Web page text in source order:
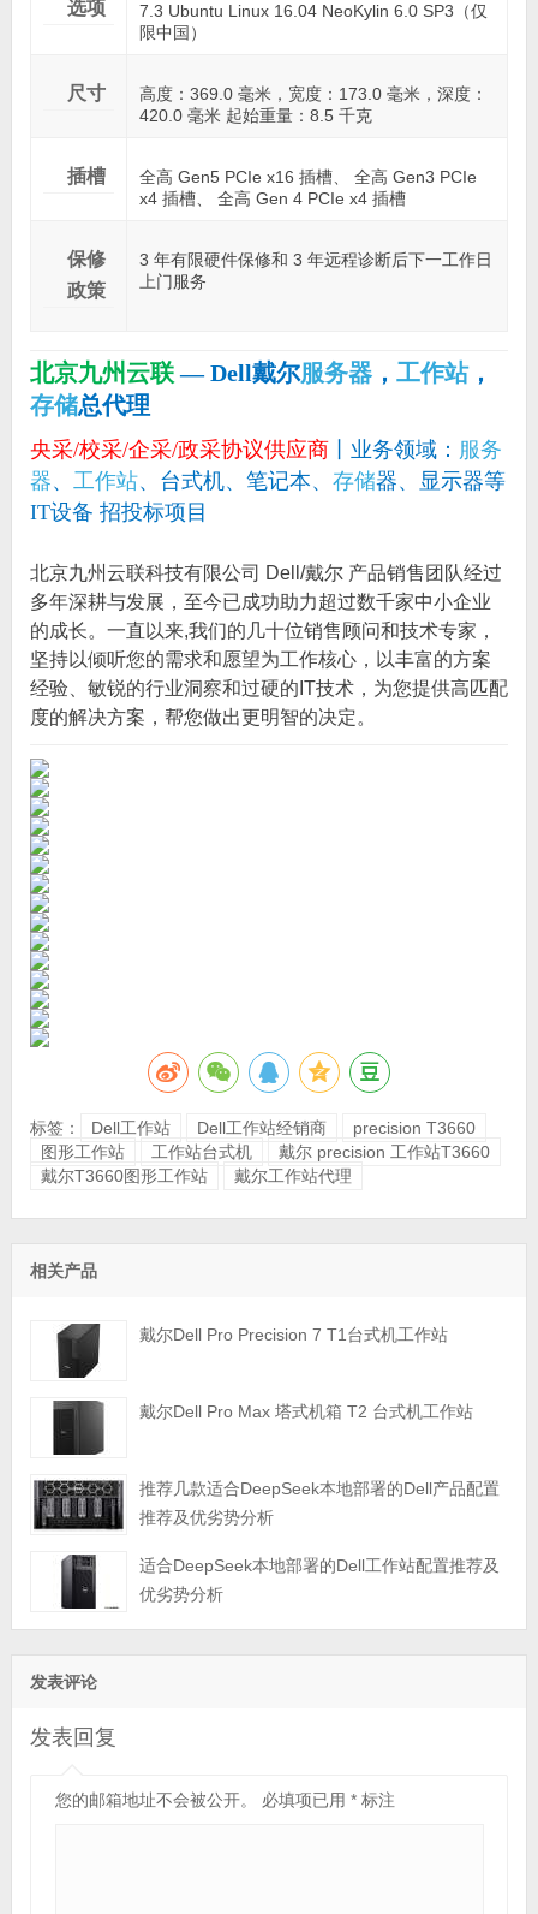
选项
7.3 Ubuntu Linux 16.04 NeoKylin 6.0 SP3（仅
限中国）
尺寸
高度：369.0 毫米，宽度：173.0 毫米，深度：
420.0 毫米 起始重量：8.5 千克
插槽
全高 Gen5 PCIe x16 插槽、 全高 Gen3 PCIe
x4 插槽、 全高 Gen 4 PCIe x4 插槽
保修
政策
3 年有限硬件保修和 3 年远程诊断后下一工作日
上门服务
北京九州云联— Dell戴尔服务器， 工作站，
存储总代理
央采/校采/企采/政采协议供应商丨业务领域： 服务
器、 工作站、台式机、笔记本、 存储器、显示器等
IT设备 招投标项目
北京九州云联科技有限公司 Dell/戴尔 产品销售团队经过
多年深耕与发展，至今已成功助力超过数千家中小企业
的成长。一直以来,我们的几十位销售顾问和技术专家，
坚持以倾听您的需求和愿望为工作核心，以丰富的方案
经验、敏锐的行业洞察和过硬的IT技术，为您提供高匹配
度的解决方案，帮您做出更明智的决定。
标签： Dell工作站 Dell工作站经销商
precision T3660
图形工作站
工作站台式机
戴尔 precision 工作站T3660
戴尔T3660图形工作站
戴尔工作站代理
相关产品
戴尔Dell Pro Precision 7 T1台式机工作站
戴尔Dell Pro Max 塔式机箱 T2 台式机工作站
推荐几款适合DeepSeek本地部署的Dell产品配置
推荐及优劣势分析
适合DeepSeek本地部署的Dell工作站配置推荐及
优劣势分析
发表评论
发表回复
您的邮箱地址不会被公开。 必填项已用 *标注